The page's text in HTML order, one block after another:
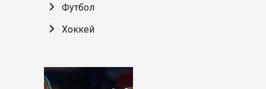
Футбол
Хоккей